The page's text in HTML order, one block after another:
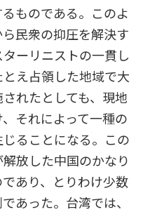
ものである。このよ
民衆の抑圧を解決す
ーリニストの一貫し
え占領した地域で大
れたとしても、現地
それによって一種の
ることになる。この
放した中国のかなり
あり、とりわけ少数
あった。台湾では、